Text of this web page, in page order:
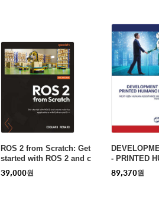
ROS 2 from Scratch: Get
started with ROS 2 and c
reate robotics applicatio
ns with Python and C++
39,000원
- PRINTED
OBOT
89,370원